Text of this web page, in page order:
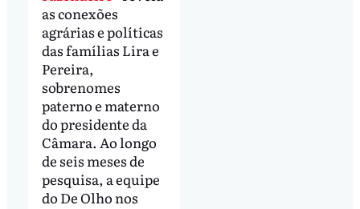
as conexões
agrárias e políticas
das famílias Lira e
Pereira,
sobrenomes
paterno e materno
do presidente da
Câmara. Ao longo
de seis meses de
pesquisa, a equipe
do De Olho nos